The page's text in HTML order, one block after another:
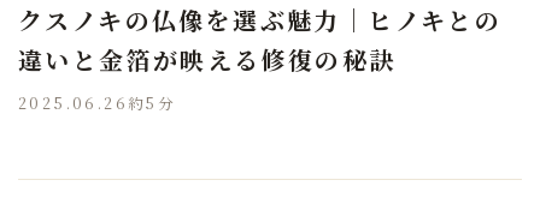
クスノキの仏像を選ぶ魅力｜ヒノキとの
違いと金箔が映える修復の秘訣
2025.06.26 約5分